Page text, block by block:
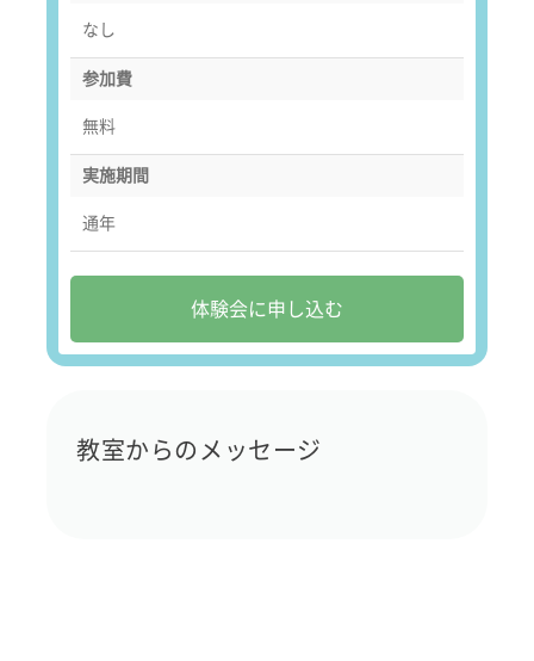
なし
参加費
無料
実施期間
通年
体験会に申し込む
教室からのメッセージ